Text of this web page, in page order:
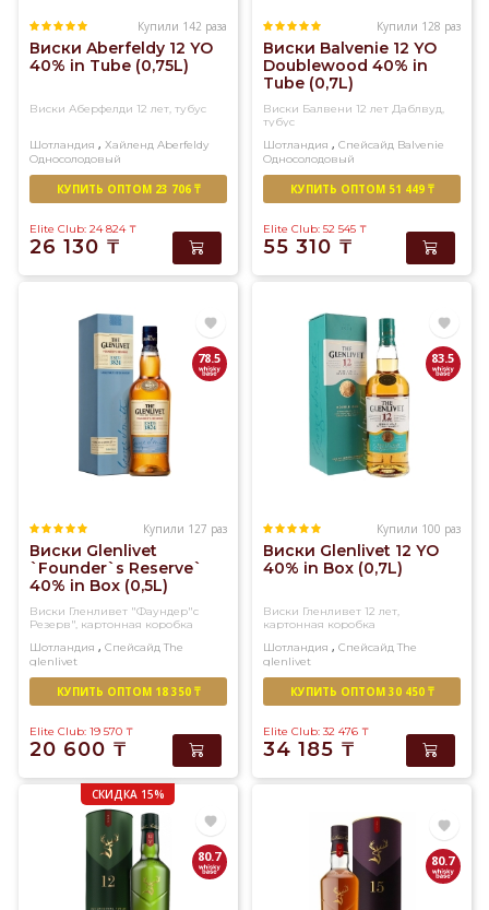
Купили 142 раза
Виски Aberfeldy 12 YO
40% in Tube (0,75L)
Виски Аберфелди 12 лет, тубус
Шотландия , Хайленд Aberfeldy
Односолодовый
КУПИТЬ ОПТОМ 23 706 ₸
Elite Club: 24 824 ₸
26 130 ₸
Купили 128 раз
Виски Balvenie 12 YO
Doublewood 40% in
Tube (0,7L)
Виски Балвени 12 лет Даблвуд,
тубус
Шотландия , Спейсайд Balvenie
Односолодовый
КУПИТЬ ОПТОМ 51 449 ₸
Elite Club: 52 545 ₸
55 310 ₸
78.5
Купили 127 раз
Виски Glenlivet
`Founder`s Reserve`
40% in Box (0,5L)
Виски Гленливет "Фаундер"с
Резерв", картонная коробка
Шотландия , Спейсайд The
glenlivet
Односолодовый
КУПИТЬ ОПТОМ 18 350 ₸
Elite Club: 19 570 ₸
20 600 ₸
83.5
Купили 100 раз
Виски Glenlivet 12 YO
40% in Box (0,7L)
Виски Гленливет 12 лет,
картонная коробка
Шотландия , Спейсайд The
glenlivet
Односолодовый
КУПИТЬ ОПТОМ 30 450 ₸
Elite Club: 32 476 ₸
34 185 ₸
СКИДКА 15%
80.7 80.7